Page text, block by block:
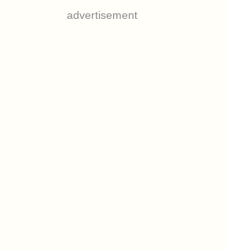
advertisement